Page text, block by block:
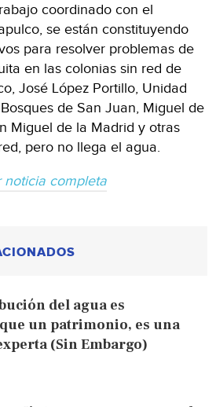
coordinado con el
se están constituyendo
para resolver problemas de
en las colonias sin red de
José López Portillo, Unidad
de San Juan, Miguel de
Miguel de la Madrid y otras
pero no llega el agua.
noticia completa
del agua es
un patrimonio, es una
(Sin Embargo)